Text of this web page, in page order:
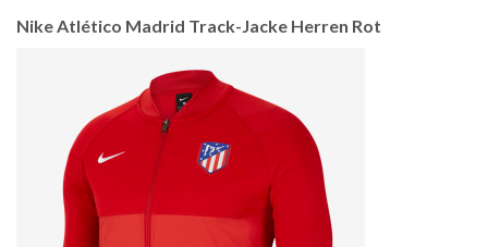
Nike Atlético Madrid Track-Jacke Herren Rot